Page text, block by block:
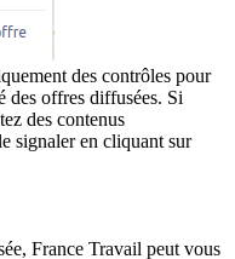
des contrôles pour
des offres diffusées. Si
des contenus
signaler en cliquant sur
France Travail peut vous